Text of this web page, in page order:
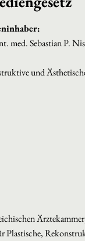
med. Sebastian P.
und
Plastische,